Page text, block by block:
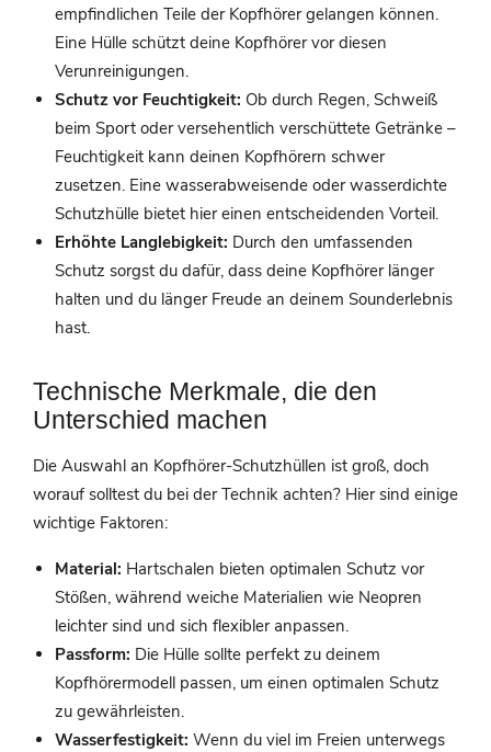
empfindlichen Teile der Kopfhörer gelangen können.
Eine Hülle schützt deine Kopfhörer vor diesen
Verunreinigungen.
Schutz vor Feuchtigkeit: Ob durch Regen, Schweiß
beim Sport oder versehentlich verschüttete Getränke –
Feuchtigkeit kann deinen Kopfhörern schwer
zusetzen. Eine wasserabweisende oder wasserdichte
Schutzhülle bietet hier einen entscheidenden Vorteil.
Erhöhte Langlebigkeit: Durch den umfassenden
Schutz sorgst du dafür, dass deine Kopfhörer länger
halten und du länger Freude an deinem Sounderlebnis
hast.
Technische Merkmale, die den
Unterschied machen
Die Auswahl an Kopfhörer-Schutzhüllen ist groß, doch
worauf solltest du bei der Technik achten? Hier sind einige
wichtige Faktoren:
Material: Hartschalen bieten optimalen Schutz vor
Stößen, während weiche Materialien wie Neopren
leichter sind und sich flexibler anpassen.
Passform: Die Hülle sollte perfekt zu deinem
Kopfhörermodell passen, um einen optimalen Schutz
zu gewährleisten.
Wasserfestigkeit: Wenn du viel im Freien unterwegs